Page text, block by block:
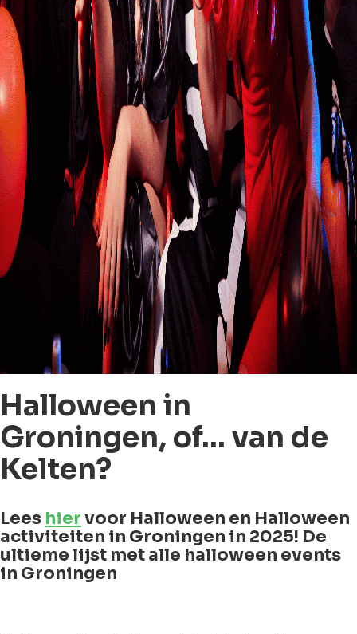
Halloween in
Groningen, of... van de
Kelten?
Lees hiervoor Halloween en Halloween
activiteiten in Groningen in 2025! De
ultieme lijst met alle halloween events
in Groningen